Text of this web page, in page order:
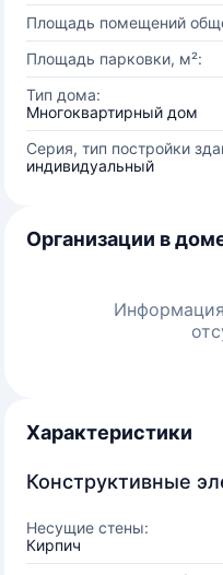
Площадь помещений
Площадь парковки, м²:
Тип дома:
Многоквартирный дом
Серия, тип постройки
индивидуальный
Организации в
Характеристики
Конструктивные
Несущие стены:
Кирпич